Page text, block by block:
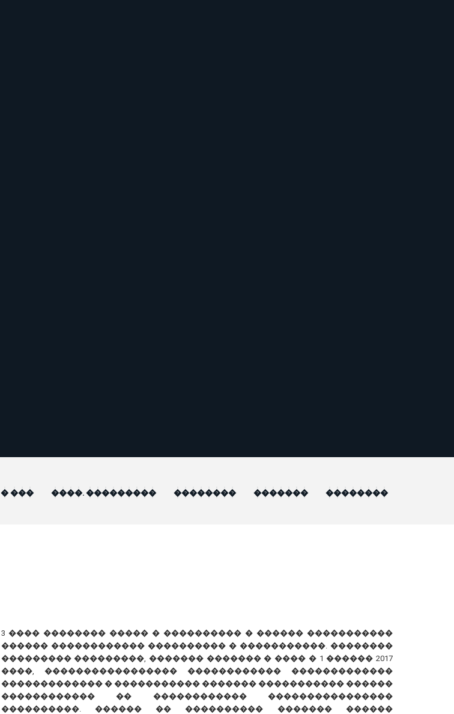
� ��� ����. ��������� �������� ������� ��������
3 ���� �������� ����� � ���������� � ������ �����������
������ ������������ ���������� � �����������. ��������
��������� ���������, ������� ������� � ���� � 1 ������ 2017
����, ����������������� ������������ �������������
������������� � ����������� ������� ����������� ������
������������ �� ������������ ����������������
����������. ������ �� ���������� ������� ������